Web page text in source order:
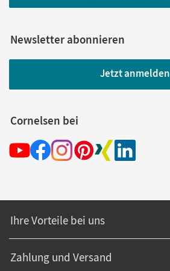
Newsletter abonnieren
Jetzt anmelden
Cornelsen bei
Ihre Vorteile bei uns
Zahlung und Versand